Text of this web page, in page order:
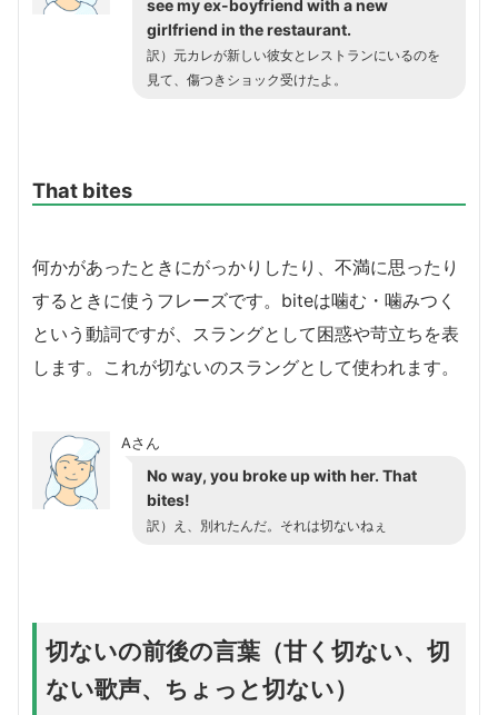
see my ex-boyfriend with a new
girlfriend in the restaurant.
訳）元カレが新しい彼女とレストランにいるのを
見て、傷つきショック受けたよ。
That bites
何かがあったときにがっかりしたり、不満に思ったり
するときに使うフレーズです。biteは噛む・噛みつく
という動詞ですが、スラングとして困惑や苛立ちを表
します。これが切ないのスラングとして使われます。
Aさん
No way, you broke up with her. That
bites!
訳）え、別れたんだ。それは切ないねぇ
切ないの前後の言葉（甘く切ない、切
ない歌声、ちょっと切ない）